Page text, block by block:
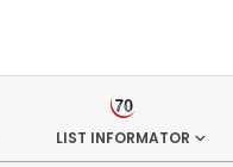
LIST INFORMATOR